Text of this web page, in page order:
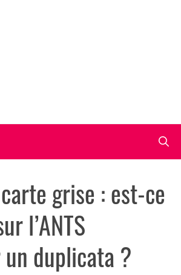
grise : est-ce
l’ANTS
un duplicata ?